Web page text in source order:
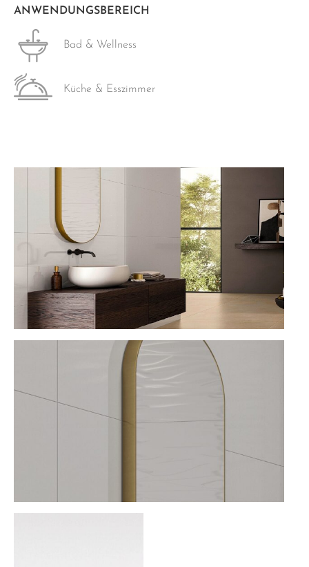
ANWENDUNGSBEREICH
Bad & Wellness
Küche & Esszimmer